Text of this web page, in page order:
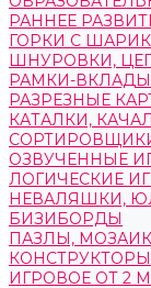
РАННЕЕ
ГОРКИ С
ШНУРОВКИ,
РАМКИ-
РАЗРЕЗНЫЕ
КАТАЛКИ,
ОЗВУЧЕННЫЕ
ЛОГИЧЕСКИЕ
НЕВАЛЯШКИ,
БИЗИБОРДЫ
ПАЗЛЫ,
КОНСТРУКТОРЫ
ИГРОВОЕ ОТ 2